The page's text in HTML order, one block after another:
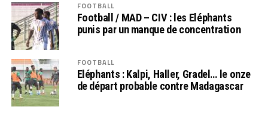
FOOTBALL
Football / MAD – CIV : les Eléphants
punis par un manque de concentration
FOOTBALL
Eléphants : Kalpi, Haller, Gradel… le onze
de départ probable contre Madagascar